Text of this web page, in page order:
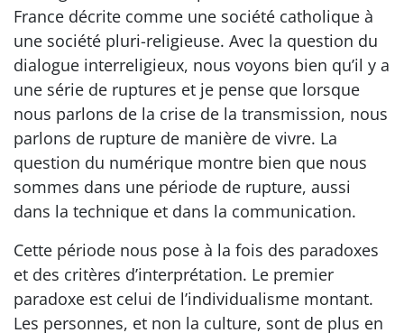
France décrite comme une société catholique à
une société pluri-religieuse. Avec la question du
dialogue interreligieux, nous voyons bien qu’il y a
une série de ruptures et je pense que lorsque
nous parlons de la crise de la transmission, nous
parlons de rupture de manière de vivre. La
question du numérique montre bien que nous
sommes dans une période de rupture, aussi
dans la technique et dans la communication.
Cette période nous pose à la fois des paradoxes
et des critères d’interprétation. Le premier
paradoxe est celui de l’individualisme montant.
Les personnes, et non la culture, sont de plus en